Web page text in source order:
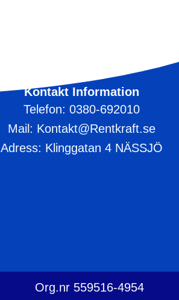
Kontakt Information
Telefon: 0380-692010
Mail: Kontakt@Rentkraft.se
Adress: Klinggatan 4 NÄSSJÖ
Org.nr 559516-4954